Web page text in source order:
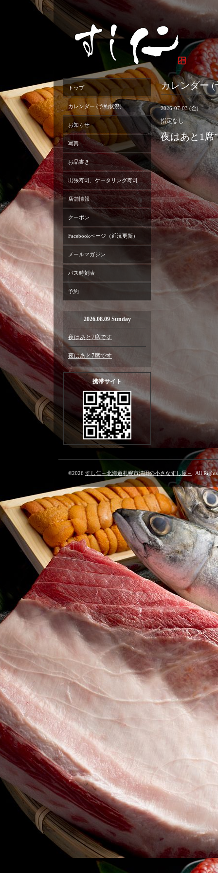
カレンダー
2026-07-03 (金)
指定なし
夜はあと1席
トップ
カレンダー (予約状況)
お知らせ
写真
お品書き
出張寿司、ケータリング寿司
店舗情報
クーポン
Facebookページ（近況更新）
メールマガジン
バス時刻表
予約
2026.08.09 Sunday
夜はあと7席です
夜はあと7席です
携帯サイト
©2026 すし仁～北海道札幌市清田の小さなすし屋～ . All